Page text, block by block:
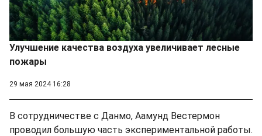
Улучшение качества воздуха увеличивает лесные
пожары
29 мая 2024 16:28
В сотрудничестве с Данмо, Аамунд Вестермон
проводил большую часть экспериментальной работы.